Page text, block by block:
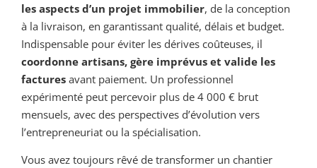
les aspects d’un projet immobilier, de la conception
à la livraison, en garantissant qualité, délais et budget.
Indispensable pour éviter les dérives coûteuses, il
coordonne artisans, gère imprévus et valide les
factures avant paiement. Un professionnel
expérimenté peut percevoir plus de 4 000 € brut
mensuels, avec des perspectives d’évolution vers
l’entrepreneuriat ou la spécialisation.
Vous avez toujours rêvé de transformer un chantier